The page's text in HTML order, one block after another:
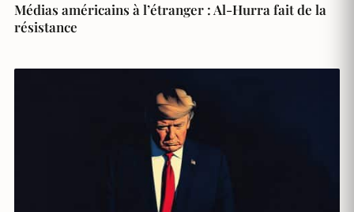
Médias américains à l’étranger : Al-Hurra fait de la
résistance